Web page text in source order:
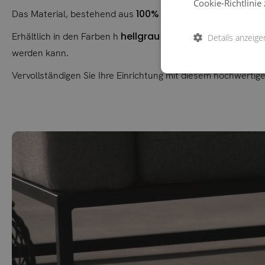
Das Material, bestehend aus 100% recyceltem PET,
Erhältlich in den Farben h hellgrau oder natur,passt er
werden kann.
Vervollständigen Sie Ihre Einrichtung mit diesem
Cookie-Richtlinie
Details